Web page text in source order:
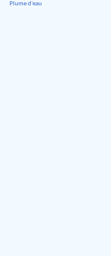
Plume d'eau